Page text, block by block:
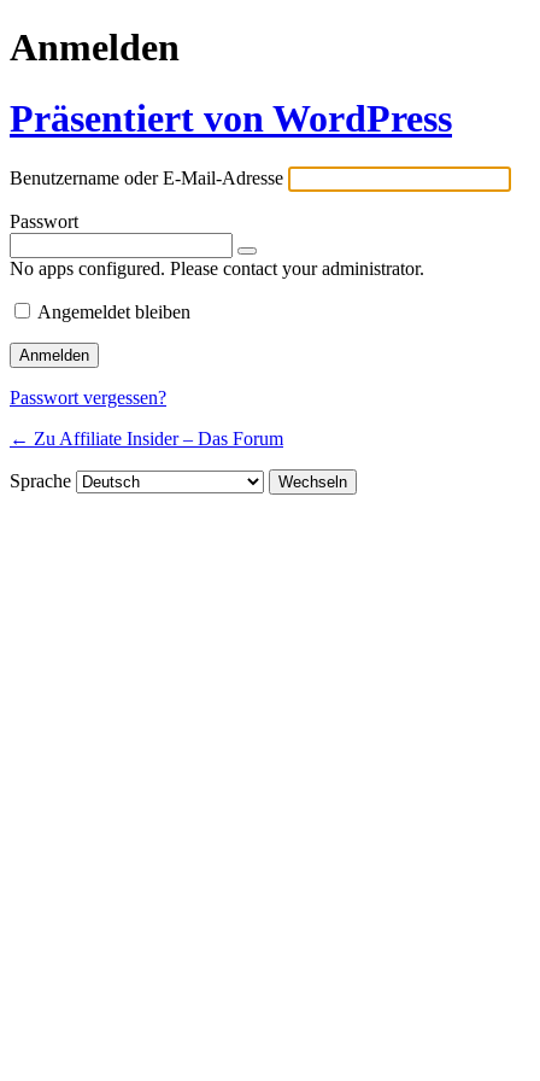
Anmelden
Präsentiert von WordPress
Benutzername oder E-Mail-Adresse
Passwort
No apps configured. Please contact your administrator.
Angemeldet bleiben
Passwort vergessen?
← Zu Affiliate Insider – Das Forum
Sprache